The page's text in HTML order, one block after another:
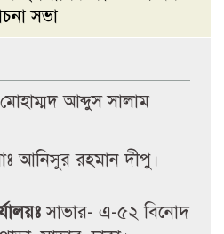
সভা
প্রতিবাদে ৭২ ঘণ্টার
শিক্ষার্থীকে পিটানোর
প্রধান শিক্ষকের গাড়ি
বিদ্যালয়ে উত্তেজনা
মোহাম্মদ আব্দুস সালাম
আনিসুর রহমান দীপু।
সাভার- এ-৫২ বিনোদ